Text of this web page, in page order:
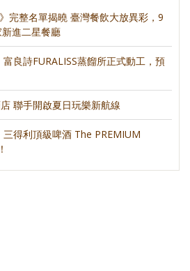
完整名單揭曉 臺灣餐飲大放異彩，9
進二星餐廳
良詩FURALISS蒸餾所正式動工，預
聯手開啟夏日玩樂新航線
得利頂級啤酒 The PREMIUM